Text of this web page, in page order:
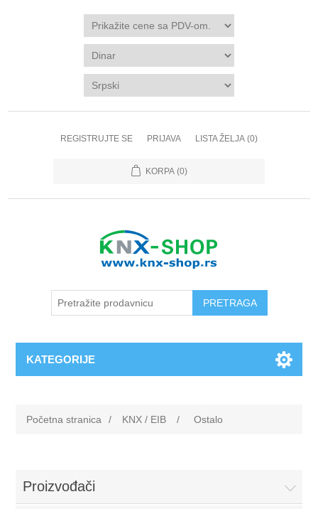
REGISTRUJTE SE PRIJAVA LISTA ŽELJA (0)
KORPA (0)
KATEGORIJE
Početna stranica / KNX / EIB / Ostalo
Proizvođači